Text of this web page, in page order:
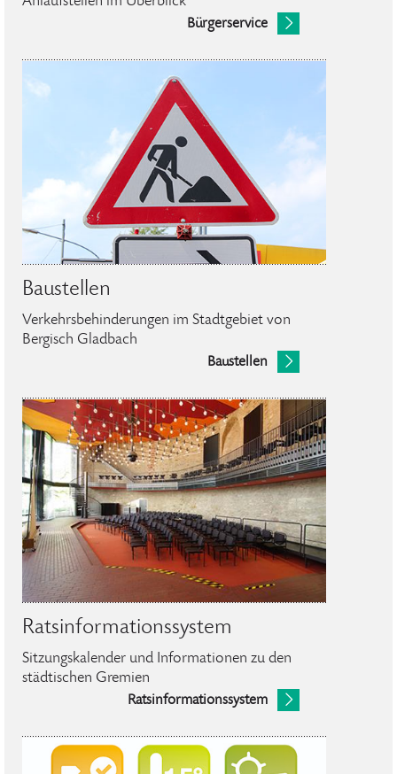
Bürgerservice
Baustellen
Verkehrsbehinderungen im Stadtgebiet von
Bergisch Gladbach
Baustellen
Ratsinformationssystem
Sitzungskalender und Informationen zu den
städtischen Gremien
Ratsinformationssystem